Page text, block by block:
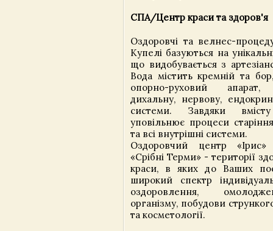
СПА/Центр краси та здоров'я
Оздоровчі та велнес-
Купелі базуються на
що видобувається з
Вода містить кремній та
опорно-руховий апарат,
дихальну, нервову,
системи. Завдяки
уповільнює процеси
та всі внутрішні системи.
Оздоровчий центр «Ірис»
«Срібні Терми» - території
краси, в яких до Ваших
широкий спектр
оздоровлення,
організму, побудови
та косметології.